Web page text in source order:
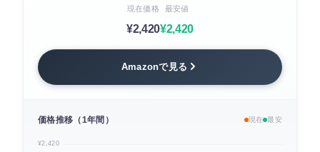
現在価格
¥2,420
最安値
¥2,420
Amazonで見る
価格推移（1年間） 現在 最安
¥2,420